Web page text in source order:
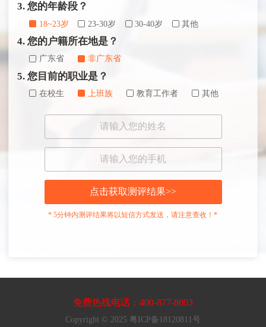
3. 您的年龄段？
18~23岁 23-30岁 30-40岁 其他
4. 您的户籍所在地是？
广东省 非广东省
5. 您目前的职业是？
在校生 上班族 教育工作者 其他
点击获取测评结果>>
* 5分钟内测评结果将以短信方式发送，请注意查收！*
免费热线电话：400-877-8003
Copyright © 2025 粤ICP备18120811号